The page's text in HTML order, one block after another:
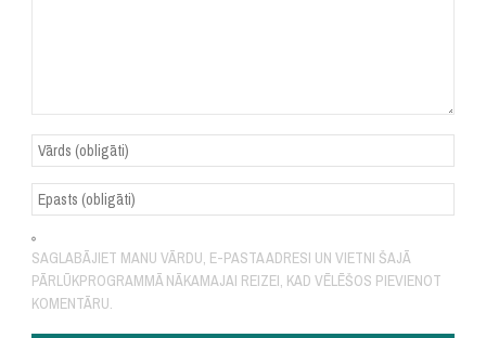
SAGLABĀJIET MANU VĀRDU, E-PASTA ADRESI UN VIETNI ŠAJĀ
PĀRLŪKPROGRAMMĀ NĀKAMAJAI REIZEI, KAD VĒLĒŠOS PIEVIENOT
KOMENTĀRU.